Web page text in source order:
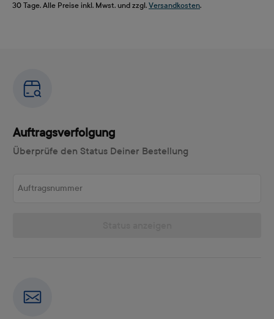
30 Tage. Alle Preise inkl. Mwst. und zzgl. Versandkosten.
Auftragsverfolgung
Überprüfe den Status Deiner Bestellung